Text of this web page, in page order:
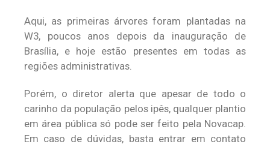
Aqui, as primeiras árvores foram plantadas na
W3, poucos anos depois da inauguração de
Brasília, e hoje estão presentes em todas as
regiões administrativas.
Porém, o diretor alerta que apesar de todo o
carinho da população pelos ipês, qualquer plantio
em área pública só pode ser feito pela Novacap.
Em caso de dúvidas, basta entrar em contato